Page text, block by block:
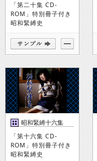
「第二十集 CD-
ROM」特別冊子付き
昭和緊縛史
昭和緊縛十六集
「第十六集 CD-
ROM」特別冊子付き
昭和緊縛史